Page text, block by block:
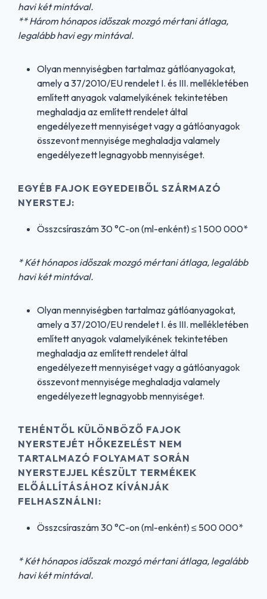
havi két mintával.
** Három hónapos időszak mozgó mértani átlaga,
legalább havi egy mintával.
Olyan mennyiségben tartalmaz gátlóanyagokat,
amely a 37/2010/EU rendelet I. és III. mellékletében
említett anyagok valamelyikének tekintetében
meghaladja az említett rendelet által
engedélyezett mennyiséget vagy a gátlóanyagok
összevont mennyisége meghaladja valamely
engedélyezett legnagyobb mennyiséget.
EGYÉB FAJOK EGYEDEIBŐL SZÁRMAZÓ
NYERSTEJ:
Összcsíraszám 30 °C-on (ml-enként) ≤ 1 500 000*
* Két hónapos időszak mozgó mértani átlaga, legalább
havi két mintával.
Olyan mennyiségben tartalmaz gátlóanyagokat,
amely a 37/2010/EU rendelet I. és III. mellékletében
említett anyagok valamelyikének tekintetében
meghaladja az említett rendelet által
engedélyezett mennyiséget vagy a gátlóanyagok
összevont mennyisége meghaladja valamely
engedélyezett legnagyobb mennyiséget.
TEHÉNTŐL KÜLÖNBÖZŐ FAJOK
NYERSTEJÉT HŐKEZELÉST NEM
TARTALMAZÓ FOLYAMAT SORÁN
NYERSTEJJEL KÉSZÜLT TERMÉKEK
ELŐÁLLÍTÁSÁHOZ KÍVÁNJÁK
FELHASZNÁLNI:
Összcsíraszám 30 °C-on (ml-enként) ≤ 500 000*
* Két hónapos időszak mozgó mértani átlaga, legalább
havi két mintával.